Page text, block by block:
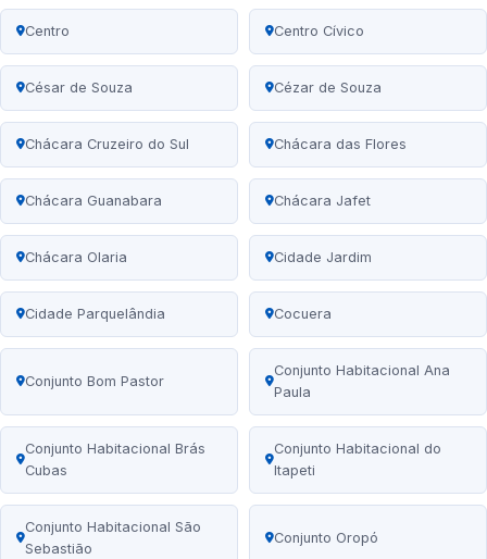
Centro Centro Cívico
César de Souza Cézar de Souza
Chácara Cruzeiro do Sul Chácara das Flores
Chácara Guanabara Chácara Jafet
Chácara Olaria Cidade Jardim
Cidade Parquelândia Cocuera
Conjunto Bom Pastor
Conjunto Habitacional Ana
Paula
Conjunto Habitacional Brás
Cubas
Conjunto Habitacional do
Itapeti
Conjunto Habitacional São
Sebastião
Conjunto Oropó